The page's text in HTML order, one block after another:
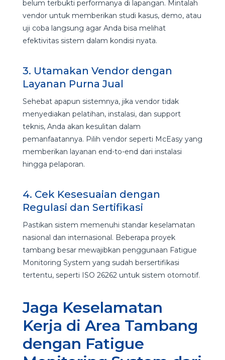
belum terbukti performanya di lapangan. Mintalah
vendor untuk memberikan studi kasus, demo, atau
uji coba langsung agar Anda bisa melihat
efektivitas sistem dalam kondisi nyata.
3. Utamakan Vendor dengan
Layanan Purna Jual
Sehebat apapun sistemnya, jika vendor tidak
menyediakan pelatihan, instalasi, dan support
teknis, Anda akan kesulitan dalam
pemanfaatannya. Pilih vendor seperti McEasy yang
memberikan layanan end-to-end dari instalasi
hingga pelaporan.
4. Cek Kesesuaian dengan
Regulasi dan Sertifikasi
Pastikan sistem memenuhi standar keselamatan
nasional dan internasional. Beberapa proyek
tambang besar mewajibkan penggunaan Fatigue
Monitoring System yang sudah bersertifikasi
tertentu, seperti ISO 26262 untuk sistem otomotif.
Jaga Keselamatan
Kerja di Area Tambang
dengan Fatigue